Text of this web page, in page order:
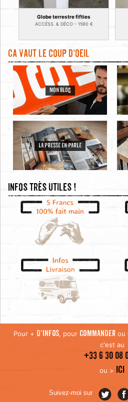
Globe terrestre fifties
ACCÉSS. & DÉCO - 1590 €
Ca vaut le coup d'oeil
MON BLOG
LA PRESSE EN PARLE
Infos très utiles !
Pour + D'INFOS, pour COMMANDERou
c'est au
+33 6 30 08
ou > ICI
Suivez-moi sur